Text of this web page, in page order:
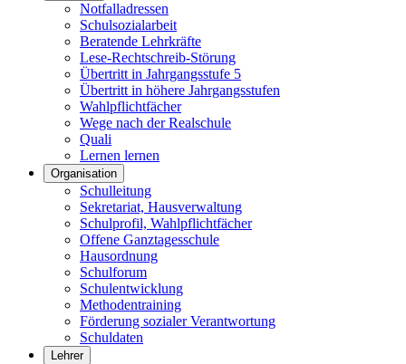
Notfalladressen
Schulsozialarbeit
Beratende Lehrkräfte
Lese-Rechtschreib-Störung
Übertritt in Jahrgangsstufe 5
Übertritt in höhere Jahrgangsstufen
Wahlpflichtfächer
Wege nach der Realschule
Quali
Lernen lernen
Organisation
Schulleitung
Sekretariat, Hausverwaltung
Schulprofil, Wahlpflichtfächer
Offene Ganztagesschule
Hausordnung
Schulforum
Schulentwicklung
Methodentraining
Förderung sozialer Verantwortung
Schuldaten
Lehrer